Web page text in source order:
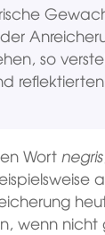
so
Wortnegris
wenn